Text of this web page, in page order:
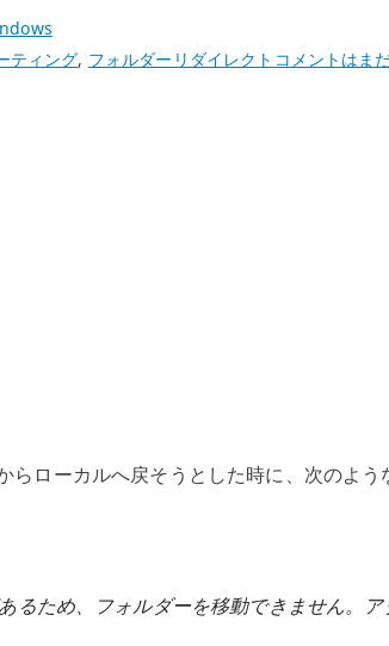
ティング, フォルダーリダイレクト Windows
な
コメントはま
ローカルへ戻そうとした時に、次のよう
るため、フォルダーを移動できません。